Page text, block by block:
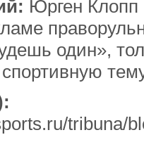
Юрген Клопп
один»,
tribuna/